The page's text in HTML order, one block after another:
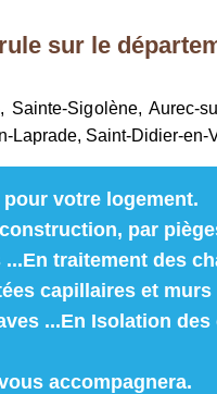
sur le
Sigolène, Aurec-
Laprade, Saint-Didier-
votre logement.
par
traitement des
capillaires et
...En Isolation
accompagnera.